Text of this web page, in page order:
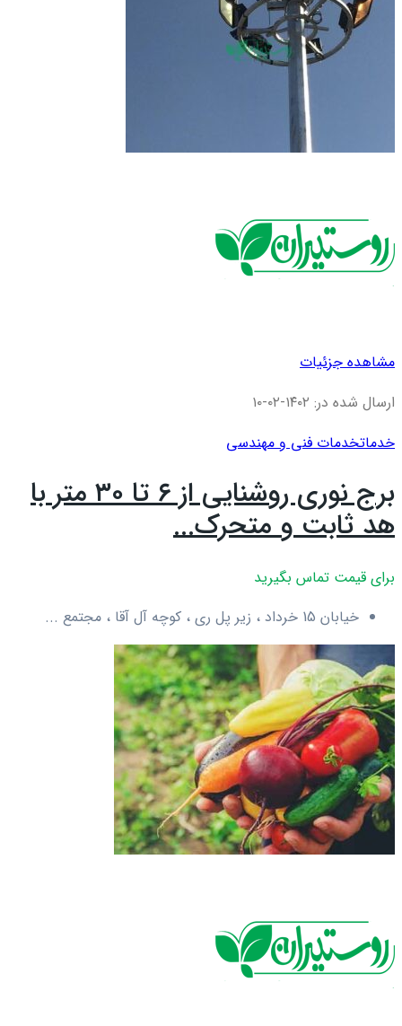
مشاهده جزئیات
ارسال شده در: ۱۴۰۲-۰۲-۱۰
خدماتخدمات فنی و مهندسی
برج نوری روشنایی از ۶ تا ۳۰ متر با
هد ثابت و متحرک...
برای قیمت تماس بگیرید
خیابان 15 خرداد ، زیر پل ری ، کوچه آل آقا ، مجتمع ...